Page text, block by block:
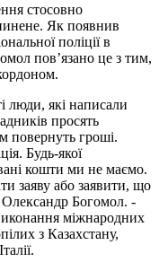
стосовно
Як появнив
поліції в
пов’язано це з тим,
люди, які написали
просять
повернуть гроші.
Будь-якої
кошти ми не маємо.
заяву або заявити, що
Олександр Богомол. -
міжнародних
з Казахстану,